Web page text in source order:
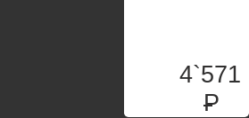
4`571
P